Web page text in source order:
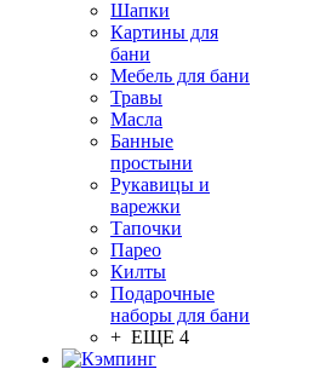
Шапки
Картины для
бани
Мебель для бани
Травы
Масла
Банные
простыни
Рукавицы и
варежки
Тапочки
Парео
Килты
Подарочные
наборы для бани
+ ЕЩЕ 4